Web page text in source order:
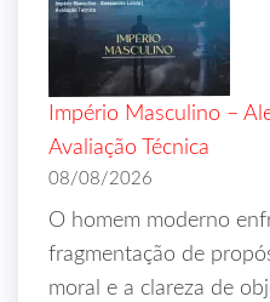
Império Masculino –
Avaliação Técnica
08/08/2026
O homem moderno
fragmentação de
moral e a clareza de